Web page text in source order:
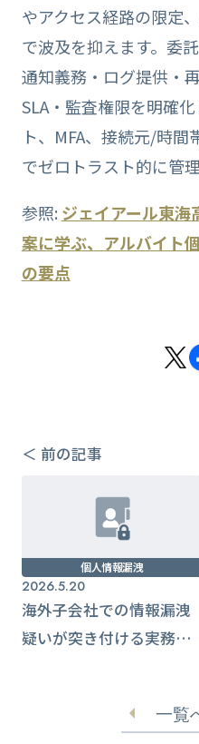
やアクセス経路の限定
で波及を抑えます。委
通知義務・ログ提供・
SLA・監査権限を明確
ト、MFA、接続元/時
でゼロトラスト的に管理
参照: ジェイアール東海
案に学ぶ、アルバイト
の要点
＜ 前の記事
個人情報漏洩
2026.5.20
海外子会社での情報漏洩
疑いが突き付ける実務課
一覧